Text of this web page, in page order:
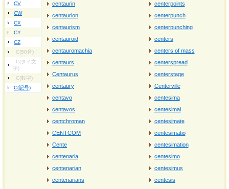
CV
CW
CX
CY
CZ
C(50音)
C(タイ文
字)
C(数字)
C(記号)
centaurin
centaurion
centaurism
centauroid
centauromachia
centaurs
Centaurus
centaury
centavo
centavos
centchroman
CENTCOM
Cente
centenaria
centenarian
centenarians
centerpoints
centerpunch
centerpunching
centers
centers of mass
centerspread
centerstage
Centerville
centesima
centesimal
centesimate
centesimatio
centesimation
centesimo
centesimus
centesis